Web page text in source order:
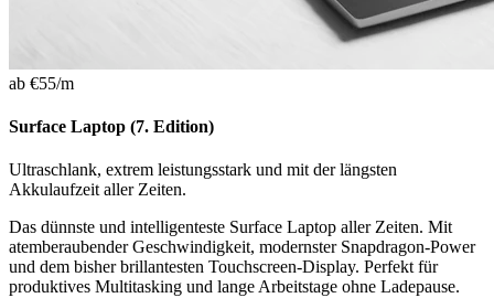
ab €55/m
Surface Laptop (7. Edition)
Ultraschlank, extrem leistungsstark und mit der längsten
Akkulaufzeit aller Zeiten.
Das dünnste und intelligenteste Surface Laptop aller Zeiten. Mit
atemberaubender Geschwindigkeit, modernster Snapdragon-Power
und dem bisher brillantesten Touchscreen-Display. Perfekt für
produktives Multitasking und lange Arbeitstage ohne Ladepause.